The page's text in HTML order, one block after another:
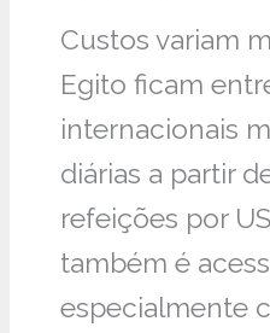
Custos variam
Egito ficam
internacionais
diárias a partir
refeições por
também é
especialmente